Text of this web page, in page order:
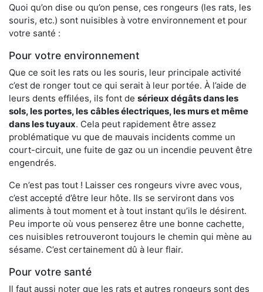
Quoi qu’on dise ou qu’on pense, ces rongeurs (les rats, les
souris, etc.) sont nuisibles à votre environnement et pour
votre santé :
Pour votre environnement
Que ce soit les rats ou les souris, leur principale activité
c’est de ronger tout ce qui serait à leur portée. À l’aide de
leurs dents effilées, ils font de sérieux dégâts dans les
sols, les portes, les câbles électriques, les murs et même
dans les tuyaux. Cela peut rapidement être assez
problématique vu que de mauvais incidents comme un
court-circuit, une fuite de gaz ou un incendie peuvent être
engendrés.
Ce n’est pas tout ! Laisser ces rongeurs vivre avec vous,
c’est accepté d’être leur hôte. Ils se serviront dans vos
aliments à tout moment et à tout instant qu’ils le désirent.
Peu importe où vous penserez être une bonne cachette,
ces nuisibles retrouveront toujours le chemin qui mène au
sésame. C’est certainement dû à leur flair.
Pour votre santé
Il faut aussi noter que les rats et autres rongeurs sont des